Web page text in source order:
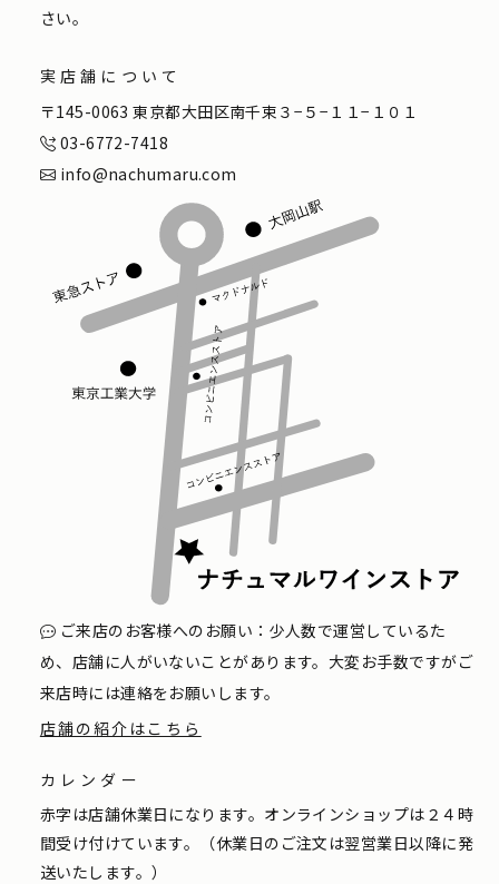
さい。
実店舗について
〒145-0063 東京都大田区南千束３−５−１１−１０１
03-6772-7418
info@nachumaru.com
ご来店のお客様へのお願い：少人数で運営しているた
め、店舗に人がいないことがあります。大変お手数ですがご
来店時には連絡をお願いします。
店舗の紹介はこちら
カレンダー
赤字は店舗休業日になります。オンラインショップは２４時
間受け付けています。（休業日のご注文は翌営業日以降に発
送いたします。）